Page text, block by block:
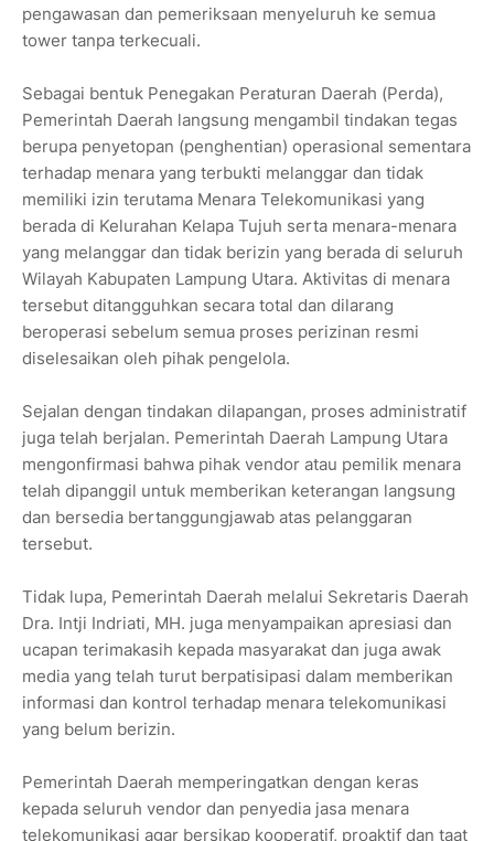
pengawasan dan pemeriksaan menyeluruh ke semua
tower tanpa terkecuali.
Sebagai bentuk Penegakan Peraturan Daerah (Perda),
Pemerintah Daerah langsung mengambil tindakan tegas
berupa penyetopan (penghentian) operasional sementara
terhadap menara yang terbukti melanggar dan tidak
memiliki izin terutama Menara Telekomunikasi yang
berada di Kelurahan Kelapa Tujuh serta menara-menara
yang melanggar dan tidak berizin yang berada di seluruh
Wilayah Kabupaten Lampung Utara. Aktivitas di menara
tersebut ditangguhkan secara total dan dilarang
beroperasi sebelum semua proses perizinan resmi
diselesaikan oleh pihak pengelola.
Sejalan dengan tindakan dilapangan, proses administratif
juga telah berjalan. Pemerintah Daerah Lampung Utara
mengonfirmasi bahwa pihak vendor atau pemilik menara
telah dipanggil untuk memberikan keterangan langsung
dan bersedia bertanggungjawab atas pelanggaran
tersebut.
Tidak lupa, Pemerintah Daerah melalui Sekretaris Daerah
Dra. Intji Indriati, MH. juga menyampaikan apresiasi dan
ucapan terimakasih kepada masyarakat dan juga awak
media yang telah turut berpatisipasi dalam memberikan
informasi dan kontrol terhadap menara telekomunikasi
yang belum berizin.
Pemerintah Daerah memperingatkan dengan keras
kepada seluruh vendor dan penyedia jasa menara
telekomunikasi agar bersikap kooperatif, proaktif dan taat